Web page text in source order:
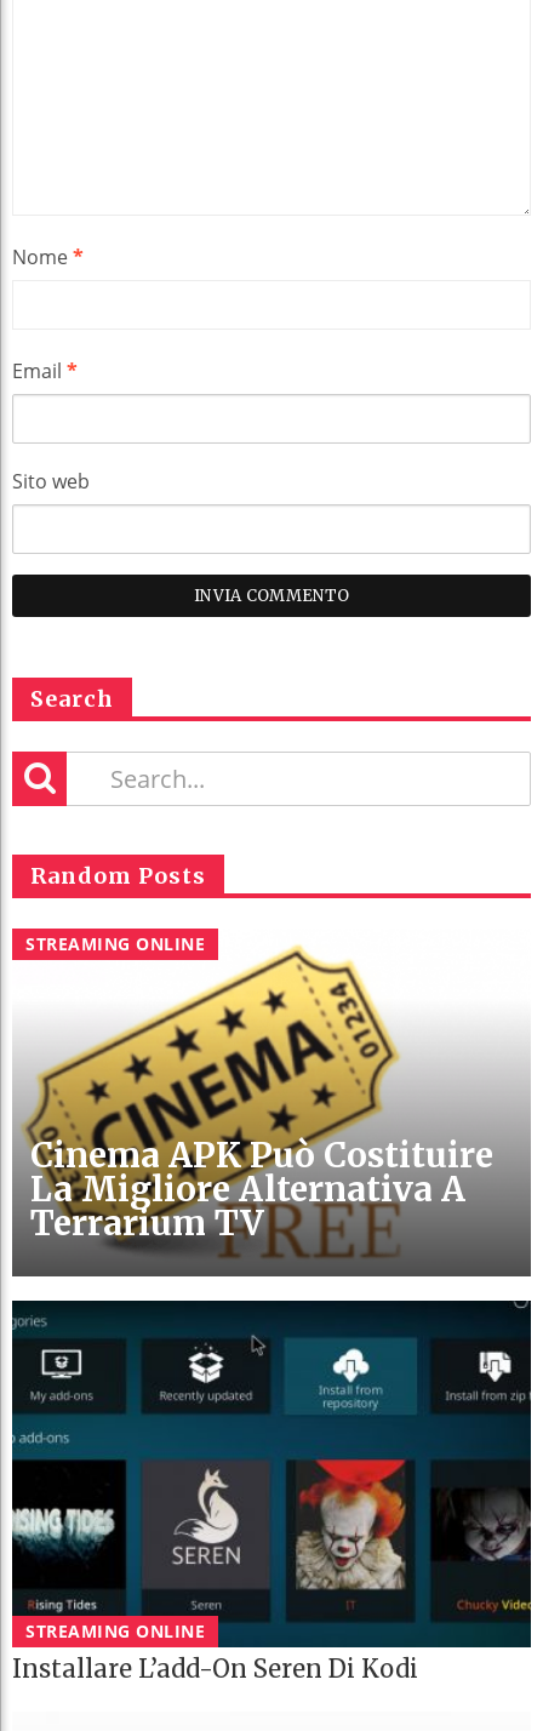
Nome*
Email *
Sito web
Search
Random Posts
STREAMING ONLINE
Cinema APK Può Costituire
La Migliore Alternativa A
Terrarium TV
STREAMING ONLINE
Installare L’add-On Seren Di Kodi